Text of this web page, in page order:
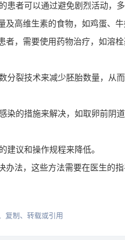
患者可以通过避免剧烈活动，
及高维生素的食物，如鸡蛋、
者，需要使用药物治疗，如溶
分裂技术来减少胚胎数量，从
染的措施来解决，如取卵前阴
建议和操作规程来降低。
办法，这些方法需要在医生的
复制、转载或引用